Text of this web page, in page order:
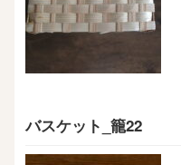
バスケット_籠22